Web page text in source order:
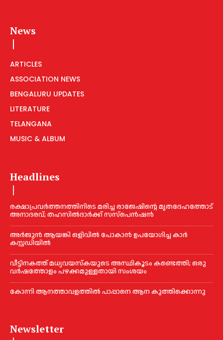
News
ARTICLES
ASSOCIATION NEWS
BENGALURU UPDATES
LITERATURE
TELANGANA
MUSIC & ALBUM
Headlines
രക്ഷാപ്രവർത്തനത്തിനിടെ മരിച്ച രാജേഷിന്റെ മൃതദേഹത്തോട്
അനാദരവ്; തഹസിൽദാർക്ക് സസ്പെൻഷൻ
അര്‍ജുന്‍ ആയങ്കി ഒളിവില്‍ പോകാന്‍ ഉപയോഗിച്ച കാര്‍
കസ്റ്റഡിയില്‍
വീട്ടിനകത്ത് മധ്യവയസ്കയുടെ അസ്ഥികൂടം കണ്ടെത്തി; ഒരു
വര്‍ഷത്തോളം പഴക്കമുള്ളതായി സംശയം
കോന്നി ആനത്താവളത്തില്‍ പാപ്പാനെ ആന കുത്തിക്കൊന്നു
Newsletter